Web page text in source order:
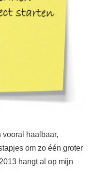
vooral haalbaar,
om zo één groter
hangt al op mijn